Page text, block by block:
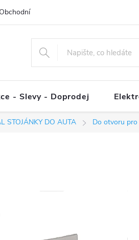
Obchodní podmínky
- Slevy - Doprodej
STOJÁNKY DO AUTA Do otvoru pro